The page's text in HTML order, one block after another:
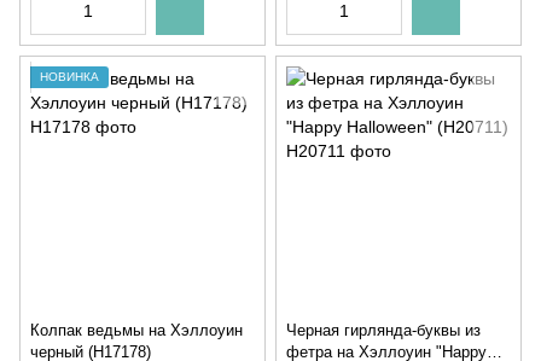
НОВИНКА
Колпак ведьмы на Хэллоуин
черный (H17178)
Черная гирлянда-буквы из
фетра на Хэллоуин "Happy